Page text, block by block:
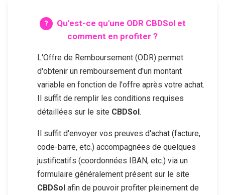
Qu'est-ce qu'une ODR CBDSolet
comment en profiter ?
L'Offre de Remboursement (ODR) permet
d'obtenir un remboursement d'un montant
variable en fonction de l'offre après votre achat.
Il suffit de remplir les conditions requises
détaillées sur le site CBDSol.
Il suffit d'envoyer vos preuves d'achat (facture,
code-barre, etc.) accompagnées de quelques
justificatifs (coordonnées IBAN, etc.) via un
formulaire généralement présent sur le site
CBDSol afin de pouvoir profiter pleinement de